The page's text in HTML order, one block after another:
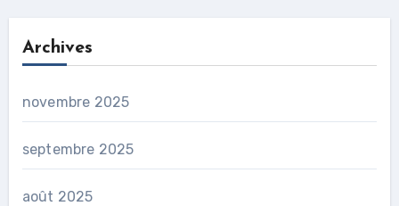
Archives
novembre 2025
septembre 2025
août 2025